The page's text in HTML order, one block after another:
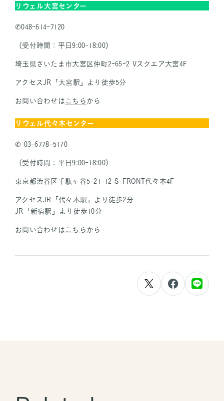
リウェル大宮センター
✆048-614-7120
（受付時間：平日9:00-18:00）
埼玉県さいたま市大宮区仲町2-65-2 Vスクエア大宮4F
アクセスJR「大宮駅」より徒歩5分
お問い合わせはこちらから
リウェル代々木センター
✆ 03-6778-5170
（受付時間：平日9:00-18:00）
東京都渋谷区千駄ヶ谷5-21-12 S-FRONT代々木4F
アクセスJR「代々木駅」より徒歩2分
JR「新宿駅」より徒歩10分
お問い合わせはこちらから